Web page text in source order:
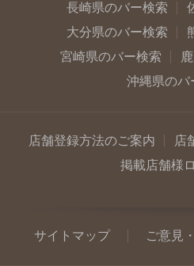
長崎県のバー検索
大分県のバー検索
宮崎県のバー検索
沖縄県のバ
店舗登録方法のご案内
店
掲載店舗様
サイトマップ ご意見